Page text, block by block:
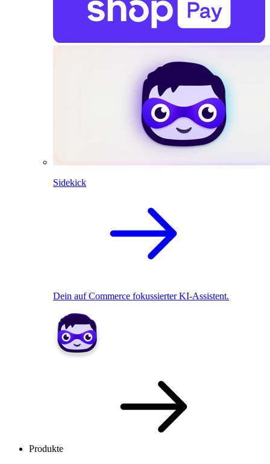
Sidekick
Dein auf Commerce fokussierter KI-Assistent.
Produkte